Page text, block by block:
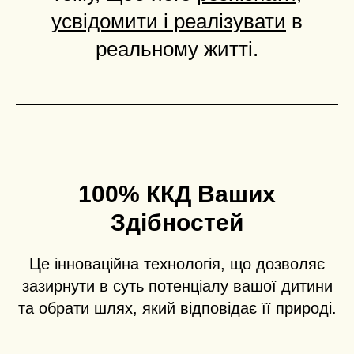
усвідомити і реалізувати в
реальному житті.
100% ККД Ваших
Здібностей
Це інноваційна технологія, що дозволяє
зазирнути в суть потенціалу вашої дитини
та обрати шлях, який відповідає її природі.